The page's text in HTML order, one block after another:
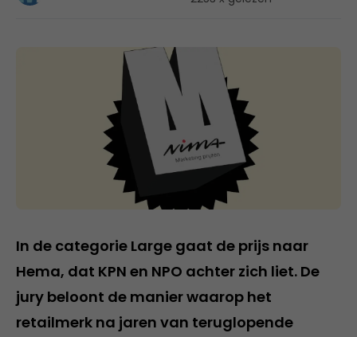
In de categorie Large gaat de prijs naar
Hema, dat KPN en NPO achter zich liet. De
jury beloont de manier waarop het
retailmerk na jaren van teruglopende